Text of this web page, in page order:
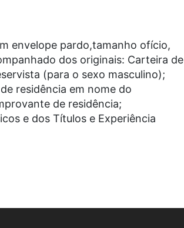
envelope pardo,tamanho ofício,
dos originais: Carteira de
(para o sexo masculino);
residência em nome do
de residência;
e dos Títulos e Experiência